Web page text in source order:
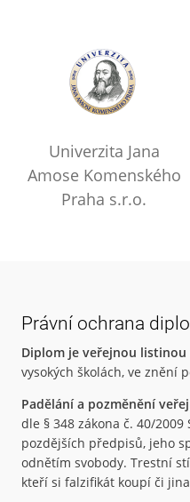
Univerzita Jana
Amose Komenského
Praha s.r.o.
Právní ochrana
Diplom je veřejnou listinou
vysokých školách, ve znění
Padělání a pozměnění
dle § 348 zákona č. 40/
pozdějších předpisů, jeho
odnětím svobody. Trestní
kteří si falzifikát koupí či